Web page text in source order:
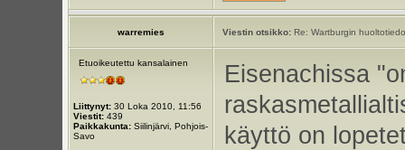
warremies Viestin otsikko:Re: Wartburgin
Etuoikeutettu kansalainen
Liittynyt:30 Loka 2010, 11:56
Viestit:439
Paikkakunta:Siilinjärvi, Pohjois-
Savo
Eisenachissa
käyttö on